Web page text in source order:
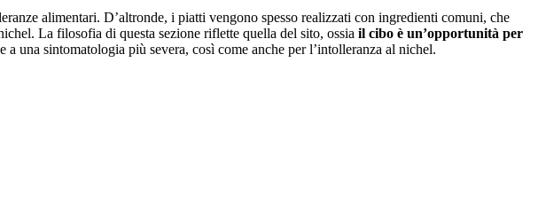
alimentari. D’altronde, i piatti vengono spesso realizzati con ingredienti comuni, che
La filosofia di questa sezione riflette quella del sito, ossia il cibo è un’opportunità per
una sintomatologia più severa, così come anche per l’intolleranza al nichel.